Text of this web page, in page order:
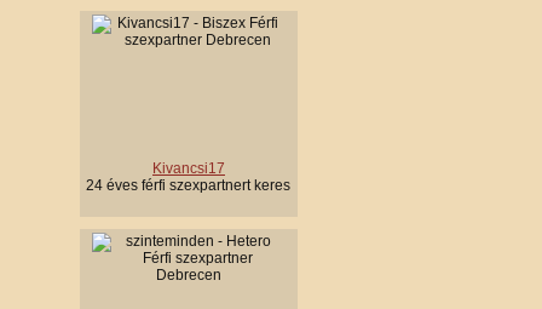
Kivancsi17
24 éves férfi szexpartnert keres